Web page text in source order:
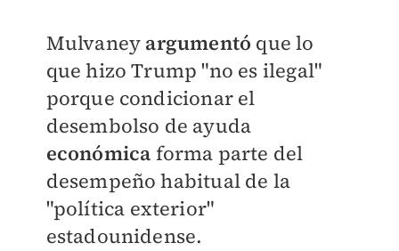
Mulvaney argumentó que lo
que hizo Trump "no es ilegal"
porque condicionar el
desembolso de ayuda
económica forma parte del
desempeño habitual de la
"política exterior"
estadounidense.